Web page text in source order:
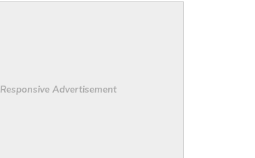
Responsive Advertisement